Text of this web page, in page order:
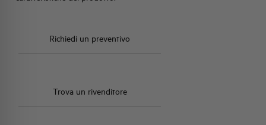
Richiedi un preventivo
Trova un rivenditore